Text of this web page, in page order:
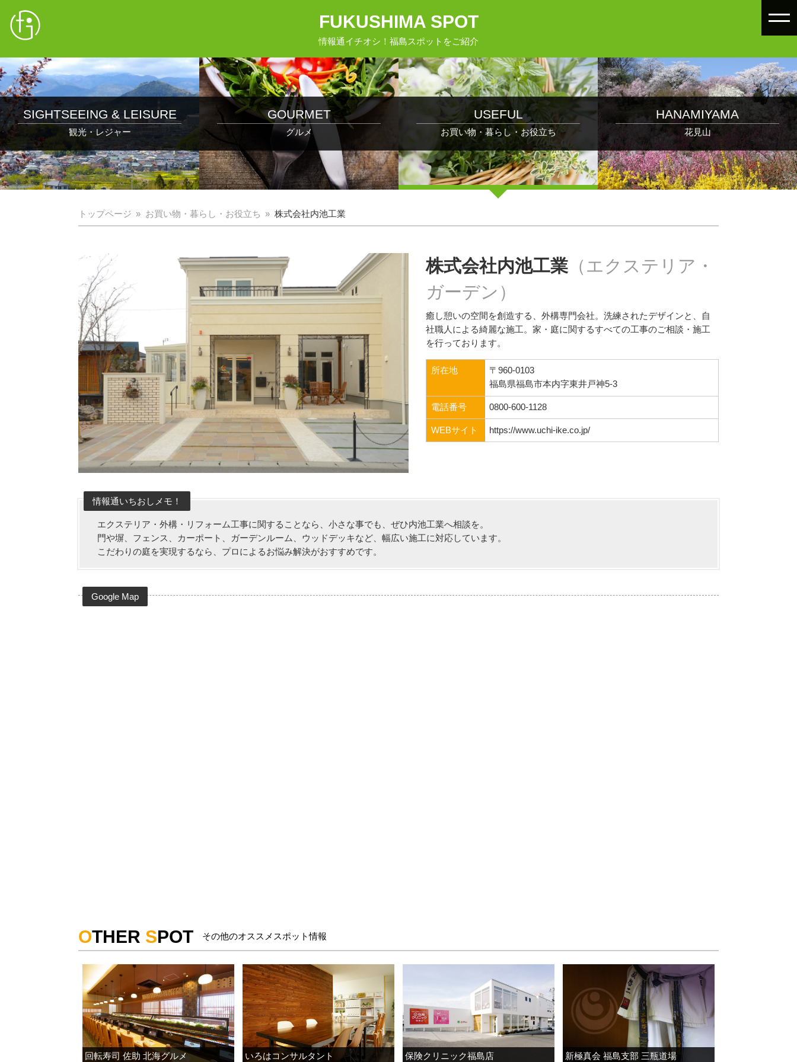
FUKUSHIMA SPOT
情報通イチオシ！福島スポットをご紹介
SIGHTSEEING & LEISURE
観光・レジャー
GOURMET
グルメ
USEFUL
お買い物・暮らし・お役立ち
HANAMIYAMA
花見山
トップページ お買い物・暮らし・お役立ち 株式会社内池工業
株式会社内池工業 （エクステリア・
ガーデン）
癒し憩いの空間を創造する、外構専門会社。洗練されたデザインと、自
社職人による綺麗な施工。家・庭に関するすべての工事のご相談・施工
を行っております。
所在地
〒960-0103
福島県福島市本内字東井戸神5-3
電話番号 0800-600-1128
WEBサイト https://www.uchi-ike.co.jp/
情報通いちおしメモ！
エクステリア・外構・リフォーム工事に関することなら、小さな事でも、ぜひ内池工業へ相談を。
門や塀、フェンス、カーポート、ガーデンルーム、ウッドデッキなど、幅広い施工に対応しています。
こだわりの庭を実現するなら、プロによるお悩み解決がおすすめです。
Google Map
OTHER SPOT その他のオススメスポット情報
回転寿司 佐助 北海グルメ いろはコンサルタント 保険クリニック福島店 新極真会 福島支部 三瓶道場